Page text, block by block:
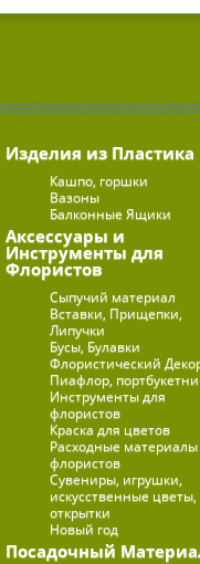
Изделия из Пластика
Кашпо, горшки
Вазоны
Балконные Ящики
Аксессуары и
Инструменты для
Флористов
Сыпучий материал
Вставки, Прищепки,
Липучки
Бусы, Булавки
Флористический
Пиафлор,
Инструменты для
флористов
Краска для цветов
Расходные
флористов
Сувениры, игрушки,
искусственные цветы,
открытки
Новый год
Посадочный